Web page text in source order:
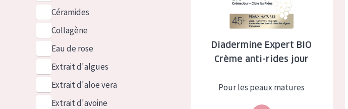
Céramides
Collagène
Eau de rose
Extrait d'algues
Extrait d'aloe vera
Extrait d'avoine
Diadermine Expert BIO
Crème anti-rides jour
Pour les peaux matures